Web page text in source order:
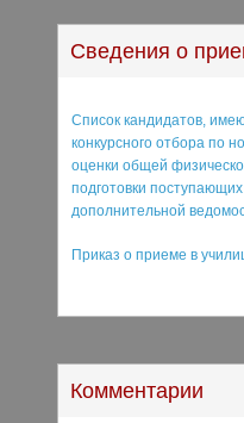
Сведения о
Список кандидатов,
конкурсного отбора по
оценки общей
подготовки
дополнительной
Приказ о приеме в
Комментарии